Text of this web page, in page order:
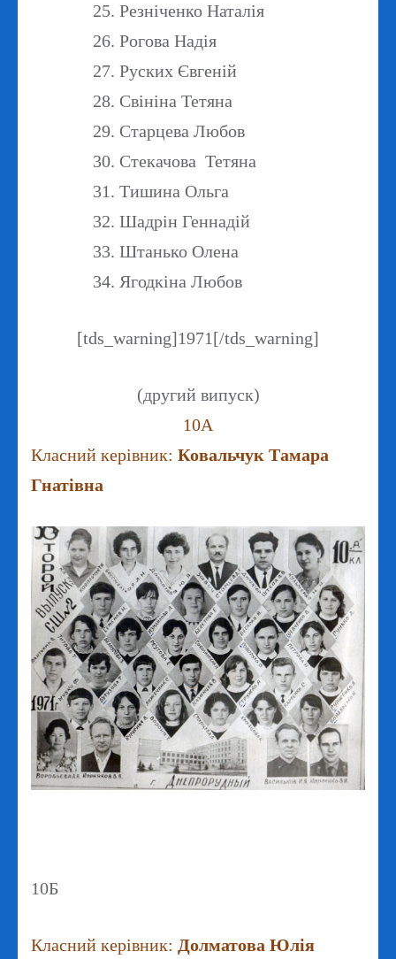
Резніченко Наталія
Рогова Надія
Руских Євгеній
Свініна Тетяна
Старцева Любов
Стекачова Тетяна
Тишина Ольга
Шадрін Геннадій
Штанько Олена
Ягодкіна Любов
[tds_warning]1971[/tds_warning]
(другий випуск)
10А
Класний керівник: Ковальчук Тамара
Гнатівна
10Б
Класний керівник: Долматова Юлія